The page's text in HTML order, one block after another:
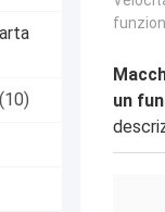
(10)
un